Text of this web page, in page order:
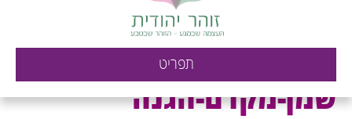
תפריט
שמן-מקדם-הגנה - העוצמה
שבמגע - הזוהר שבטבע -
שמן-מקדם-הגנה